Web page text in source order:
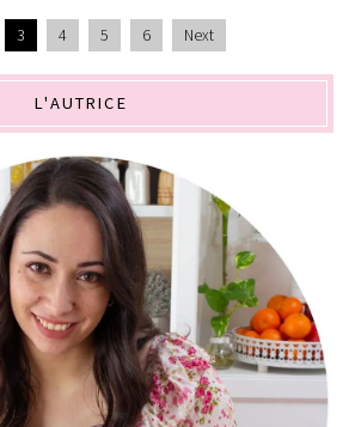
3 4 5 6 Next
L'AUTRICE